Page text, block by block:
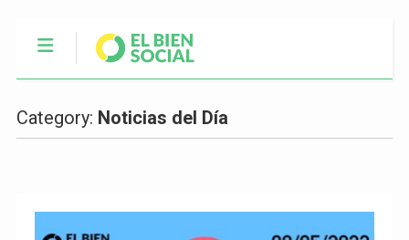
Category: Noticias del Día